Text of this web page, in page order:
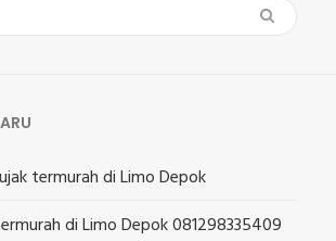
termurah di Limo Depok
di Limo Depok 081298335409